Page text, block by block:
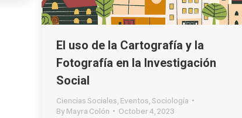
El uso de la Cartografía y la
Fotografía en la Investigación
Social
Ciencias Sociales, Eventos,Sociología
ByMayra Colón October 4, 2023